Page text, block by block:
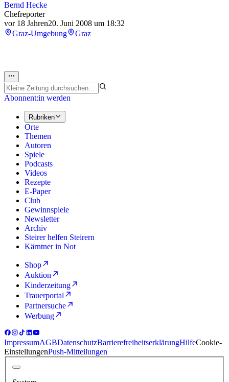
Bernd Hecke
Chefreporter
vor 18 Jahren20. Juni 2008 um 18:32
Graz-Umgebung
Graz
Abonnent:in werden
Rubriken
Orte
Themen
Autoren
Spiele
Podcasts
Videos
Rezepte
E-Paper
Club
Gewinnspiele
Newsletter
Archiv
Steirer helfen Steirern
Kärntner in Not
Shop
Auktion
Kinderzeitung
Trauerportal
Partnersuche
Werbung
ImpressumAGBDatenschutzBarrierefreiheitserklärungHilfeCookie-
EinstellungenPush-Mitteilungen